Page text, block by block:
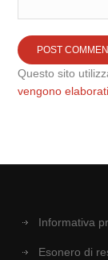
Questo sito
vengono
Informativa
Esonero di